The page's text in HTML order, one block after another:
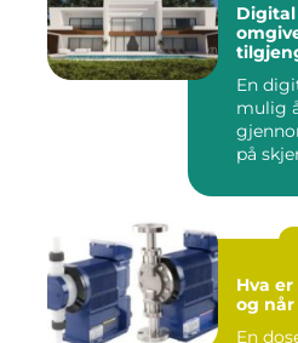
Digital
En
mulig
på
Hva
og
En